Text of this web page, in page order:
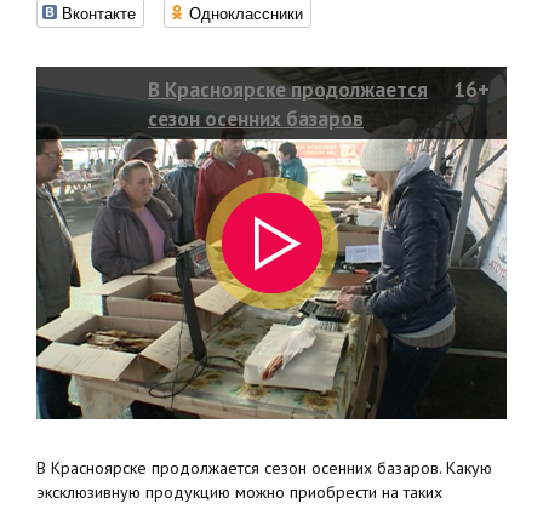
Вконтакте Одноклассники
В Красноярске продолжается
сезон осенних базаров
16+
В Красноярске продолжается сезон осенних базаров. Какую
эксклюзивную продукцию можно приобрести на таких